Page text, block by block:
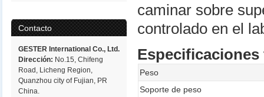
Contacto
GESTER International Co., Ltd.
Dirección: No.15, Chifeng
Road, Licheng Region,
Quanzhou city of Fujian, PR
China.
caminar sobre
controlado en el
Especificaciones
Peso
Soporte de peso